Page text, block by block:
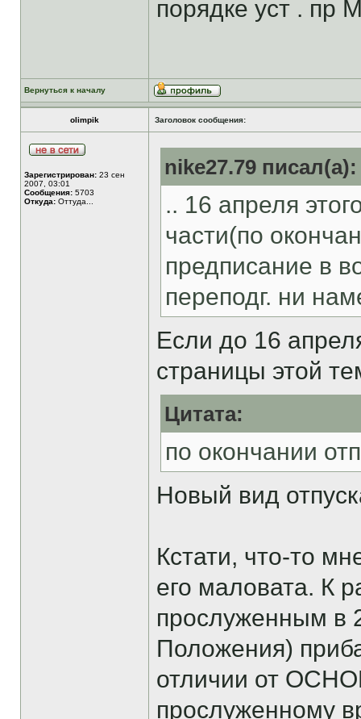
порядке уст .
Вернуться к началу
olimpik Заголовок сообщения:
Зарегистрирован: 23 сен
2007, 03:01
Сообщения: 5703
Откуда: Оттуда...
nike27.79 писал(а):
.. 16 апреля
части(по
предписание в
переподг. ни
Если до 16
страницы этой
Цитата:
по окончании
Новый вид
Кстати, что-то
его маловата. К
прослуженным в
Положения)
отличии от
прослуженному